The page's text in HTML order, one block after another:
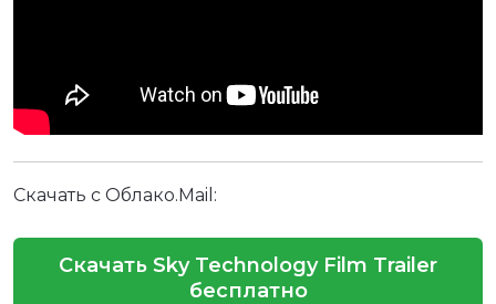
Скачать с Облако.Mail:
Скачать Sky Technology Film Trailer
бесплатно